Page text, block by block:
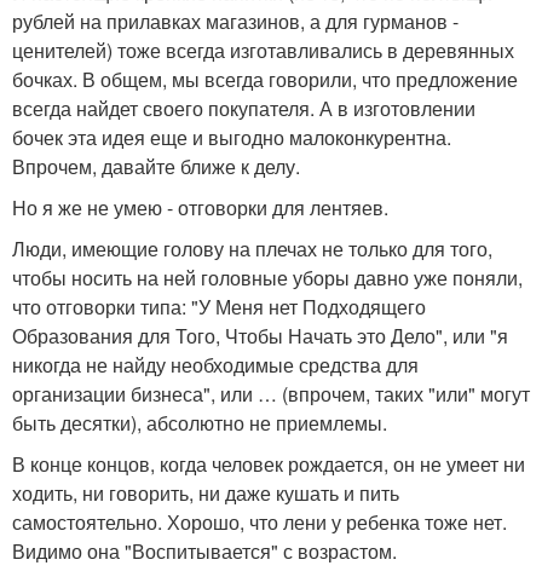
рублей на прилавках магазинов, а для гурманов -
ценителей) тоже всегда изготавливались в деревянных
бочках. В общем, мы всегда говорили, что предложение
всегда найдет своего покупателя. А в изготовлении
бочек эта идея еще и выгодно малоконкурентна.
Впрочем, давайте ближе к делу.
Но я же не умею - отговорки для лентяев.
Люди, имеющие голову на плечах не только для того,
чтобы носить на ней головные уборы давно уже поняли,
что отговорки типа: "У Меня нет Подходящего
Образования для Того, Чтобы Начать это Дело", или "я
никогда не найду необходимые средства для
организации бизнеса", или … (впрочем, таких "или" могут
быть десятки), абсолютно не приемлемы.
В конце концов, когда человек рождается, он не умеет ни
ходить, ни говорить, ни даже кушать и пить
самостоятельно. Хорошо, что лени у ребенка тоже нет.
Видимо она "Воспитывается" с возрастом.